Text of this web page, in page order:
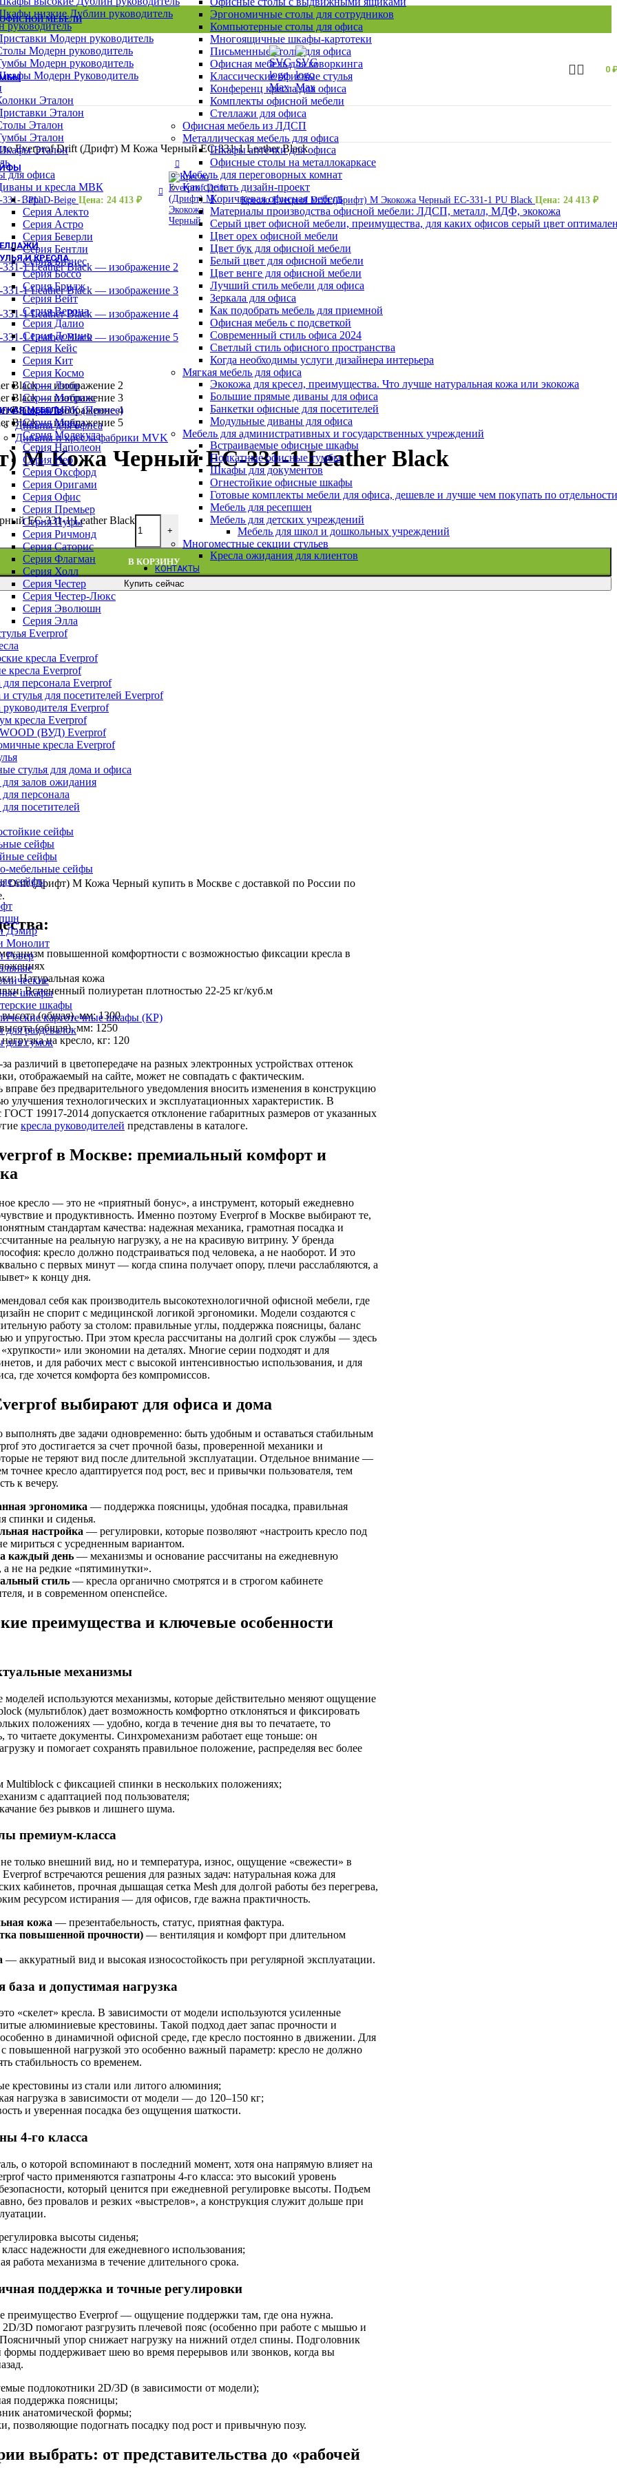
МЕБЕЛИ
Эргономичные столы для сотрудников
Компьютерные столы для офиса
Многоящичные шкафы-картотеки
Письменные столы для офиса
Офисная мебель для коворкинга
Классические офисные стулья
Конференц кресла для офиса
Комплекты офисной мебели
Стеллажи для офиса
Офисная мебель из ЛДСП
Металлическая мебель для офиса
Шкафы аптечки для офиса
Офисные столы на металлокаркасе
Мебель для переговорных комнат
Как сделать дизайн-проект
Коричневая офисная мебель
Материалы производства офисной мебели: ЛДСП, металл, МДФ, экокожа
Серый цвет офисной мебели, преимущества, для каких офисов серый цвет
Цвет орех офисной мебели
Цвет бук для офисной мебели
Белый цвет для офисной мебели
Цвет венге для офисной мебели
Лучший стиль мебели для офиса
Зеркала для офиса
Как подобрать мебель для приемной
Офисная мебель с подсветкой
Современный стиль офиса 2024
Светлый стиль офисного пространства
Когда необходимы услуги дизайнера интерьера
Мягкая мебель для офиса
Экокожа для кресел, преимущества. Что лучше натуральная кожа или экокожа
Большие прямые диваны для офиса
Банкетки офисные для посетителей
Модульные диваны для офиса
Мебель для административных и государственных учреждений
Встраиваемые офисные шкафы
Подкатные офисные тумбы
Шкафы для документов
Огнестойкие офисные шкафы
Готовые комплекты мебели для офиса, дешевле и лучше чем покупать по отдельности
Мебель для ресепшен
Мебель для детских учреждений
Мебель для школ и дошкольных учреждений
Многоместные секции стульев
Кресла ожидания для клиентов
КОНТАКТЫ
низкие Дублин руководитель
руководитель
Модерн руководитель
Модерн руководитель
Модерн руководитель
Модерн Руководитель
Эталон
Эталон
Эталон
Эталон
Эталон
для офиса
и кресла МВК
Зара
Серия Алекто
Серия Астро
Серия Беверли
Серия Бентли
Серия Бизнес
Серия Боссо
Серия Бридж
Серия Вейт
Серия Верона
Серия Далио
Серия Домино
Серия Кейс
Серия Кит
Серия Космо
Серия Лион
Серия Матрикс
Серия МВК (Прочее)
Серия Микс
Серия Молекула
Серия Наполеон
Серия Нео
Серия Оксфорд
Серия Оригами
Серия Офис
Серия Премьер
Серия Пуфы
Серия Ричмонд
Серия Саторис
Серия Флагман
Серия Холл
Серия Честер
Серия Честер-Люкс
Серия Эволюшн
Серия Элла
Everprof
кресла Everprof
кресла Everprof
для персонала Everprof
и стулья для посетителей Everprof
руководителя Everprof
кресла Everprof
(ВУД) Everprof
кресла Everprof
стулья для дома и офиса
для залов ожидания
персонала
посетителей
сейфы
сейфы
сейфы
мебельные сейфы
сейфы
Дэмир
Монолит
Ровер
шкафы
шкафы
картотечные шкафы (КР)
раздевалок
сумок
0
ВСЕ СТОЛЫ
Шкафы для сумок
Архивные шкафы
Бухгалтерские шкафы
Картотечные шкафы
Шкафы для раздевалок
Смотреть все шкафы
ВСЕ ШКАФЫ
Тумбы Эталон
Тумбы Модерн персонал
Тумбы Модерн руководитель
Тумбы монолит персонал
Смотреть все тумбы
ВСЕ ТУМБЫ
Взломостойкие сейфы
Офисно-мебельные сейфы
Офисные сейфы
Мебельные сейфы
Оружейные сейфы
И КРЕСЛА
Кресла для персонала
Кресла руководителя
Барные стулья
Геймерские кресла
Детские кресла
Кресла для отдыха
Кресла и стулья для посетителей
Обеденные стулья
Премиум кресла
Серия WOOD (ВУД)
Офисные стулья
МЕБЕЛЬ
Диваны для офиса
Диваны и кресла фабрики MVK
Everprof Drift (Дрифт) M Кожа Черный EC-331-1 Leather Black
1 PU D-Beige Цена: 24 413 ₽ Кресло Everprof Drift (Дрифт) M Экокожа Черный EC-331-1 PU Black Цена: 24 413 ₽
M Кожа Черный EC-331-1 Leather Black
EC-331-1 Leather Black
+
В КОРЗИНУ
Купить сейчас
Drift (Дрифт) M Кожа Черный купить в Москве с доставкой по России по
повышенной комфортности с возможностью фиксации кресла в
Натуральная кожа
Вспененный полиуретан плотностью 22-25 кг/куб.м
(общая), мм: 1300
(общая), мм: 1250
на кресло, кг: 120
различий в цветопередаче на разных электронных устройствах оттенок
отображаемый на сайте, может не совпадать с фактическим.
вправе без предварительного уведомления вносить изменения в конструкцию
улучшения технологических и эксплуатационных характеристик. В
ГОСТ 19917-2014 допускается отклонение габаритных размеров от указанных
кресла руководителей представлены в каталоге.
в Москве: премиальный комфорт и
кресло — это не «приятный бонус», а инструмент, который ежедневно
и продуктивность. Именно поэтому Everprof в Москве выбирают те,
стандартам качества: надежная механика, грамотная посадка и
на реальную нагрузку, а не на красивую витрину. У бренда
кресло должно подстраиваться под человека, а не наоборот. И это
с первых минут — когда спина получает опору, плечи расслабляются, а
к концу дня.
себя как производитель высокотехнологичной офисной мебели, где
не спорит с медицинской логикой эргономики. Модели создаются с
работу за столом: правильные углы, поддержка поясницы, баланс
и упругостью. При этом кресла рассчитаны на долгий срок службы — здесь
или экономии на деталях. Многие серии подходят и для
и для рабочих мест с высокой интенсивностью использования, и для
где хочется комфорта без компромиссов.
выбирают для офиса и дома
две задачи одновременно: быть удобным и оставаться стабильным
это достигается за счет прочной базы, проверенной механики и
не теряют вид после длительной эксплуатации. Отдельное внимание —
точнее кресло адаптируется под рост, вес и привычки пользователя, тем
к вечеру.
эргономика — поддержка поясницы, удобная посадка, правильная
спинки и сиденья.
настройка — регулировки, которые позволяют «настроить кресло под
мириться с усредненным вариантом.
каждый день — механизмы и основание рассчитаны на ежедневную
а не на редкие «пятиминутки».
стиль — кресла органично смотрятся и в строгом кабинете
и в современном опенспейсе.
преимущества и ключевые особенности
механизмы
моделей используются механизмы, которые действительно меняют ощущение
(мультиблок) дает возможность комфортно отклоняться и фиксировать
положениях — удобно, когда в течение дня вы то печатаете, то
то читаете документы. Синхромеханизм работает еще тоньше: он
и помогает сохранять правильное положение, распределяя вес более
Multiblock с фиксацией спинки в нескольких положениях;
с адаптацией под пользователя;
без рывков и лишнего шума.
премиум-класса
только внешний вид, но и температура, износ, ощущение «свежести» в
встречаются решения для разных задач: натуральная кожа для
кабинетов, прочная дышащая сетка Mesh для долгой работы без перегрева,
ресурсом истирания — для офисов, где важна практичность.
кожа — презентабельность, статус, приятная фактура.
повышенной прочности) — вентиляция и комфорт при длительном
— аккуратный вид и высокая износостойкость при регулярной эксплуатации.
база и допустимая нагрузка
«скелет» кресла. В зависимости от модели используются усиленные
алюминиевые крестовины. Такой подход дает запас прочности и
в динамичной офисной среде, где кресло постоянно в движении. Для
с повышенной нагрузкой это особенно важный параметр: кресло не должно
стабильность со временем.
крестовины из стали или литого алюминия;
нагрузка в зависимости от модели — до 120–150 кг;
и уверенная посадка без ощущения шаткости.
4-го класса
о которой вспоминают в последний момент, хотя она напрямую влияет на
часто применяются газпатроны 4-го класса: это высокий уровень
который ценится при ежедневной регулировке высоты. Подъем
без провалов и резких «выстрелов», а конструкция служит дольше при
высоты сиденья;
надежности для ежедневного использования;
работа механизма в течение длительного срока.
поддержка и точные регулировки
преимущество Everprof — ощущение поддержки там, где она нужна.
3D помогают разгрузить плечевой пояс (особенно при работе с мышью и
упор снижает нагрузку на нижний отдел спины. Подголовник
формы поддерживает шею во время перерывов или звонков, когда вы
подлокотники 2D/3D (в зависимости от модели);
поддержка поясницы;
анатомической формы;
позволяющие подогнать посадку под рост и привычную позу.
выбрать: от представительства до «рабочей